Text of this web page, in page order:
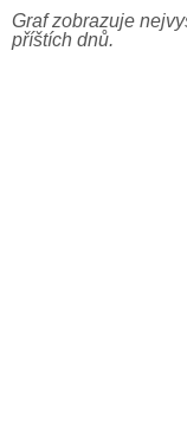
Graf zobrazuje
příštích dnů.